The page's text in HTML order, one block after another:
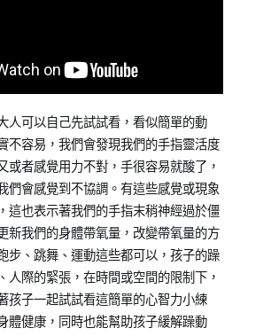
人可以自己先試試看，看似簡單的動
不容易，我們會發現我們的手指靈活度
或者感覺用力不對，手很容易就酸了，
們會感覺到不協調。有這些感覺或現象
這也表示著我們的手指末稍神經過於僵
新我們的身體帶氧量，改變帶氧量的方
步、跳舞、運動這些都可以，孩子的躁
人際的緊張，在時間或空間的限制下，
孩子一起試試看這簡單的心智力小練
體健康，同時也能幫助孩子緩解躁動